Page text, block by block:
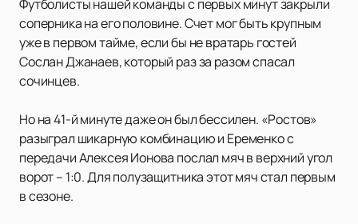
Футболисты нашей команды с первых минут закрыли
соперника на его половине. Счет мог быть крупным
уже в первом тайме, если бы не вратарь гостей
Сослан Джанаев, который раз за разом спасал
сочинцев.
Но на 41-й минуте даже он был бессилен. «Ростов»
разыграл шикарную комбинацию и Еременко с
передачи Алексея Ионова послал мяч в верхний угол
ворот – 1:0. Для полузащитника этот мяч стал первым
в сезоне.